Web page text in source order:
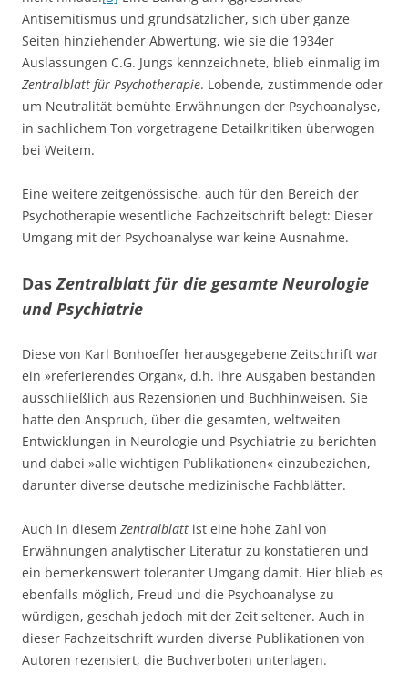
Antisemitismus und grundsätzlicher, sich über ganze
Seiten hinziehender Abwertung, wie sie die 1934er
Auslassungen C.G. Jungs kennzeichnete, blieb einmalig im
Zentralblatt für Psychotherapie. Lobende, zustimmende oder
um Neutralität bemühte Erwähnungen der Psychoanalyse,
in sachlichem Ton vorgetragene Detailkritiken überwogen
bei Weitem.
Eine weitere zeitgenössische, auch für den Bereich der
Psychotherapie wesentliche Fachzeitschrift belegt: Dieser
Umgang mit der Psychoanalyse war keine Ausnahme.
DasZentralblatt für die gesamte Neurologie
und Psychiatrie
Diese von Karl Bonhoeffer herausgegebene Zeitschrift war
ein »referierendes Organ«, d.h. ihre Ausgaben bestanden
ausschließlich aus Rezensionen und Buchhinweisen. Sie
hatte den Anspruch, über die gesamten, weltweiten
Entwicklungen in Neurologie und Psychiatrie zu berichten
und dabei »alle wichtigen Publikationen« einzubeziehen,
darunter diverse deutsche medizinische Fachblätter.
Auch in diesem Zentralblatt ist eine hohe Zahl von
Erwähnungen analytischer Literatur zu konstatieren und
ein bemerkenswert toleranter Umgang damit. Hier blieb es
ebenfalls möglich, Freud und die Psychoanalyse zu
würdigen, geschah jedoch mit der Zeit seltener. Auch in
dieser Fachzeitschrift wurden diverse Publikationen von
Autoren rezensiert, die Buchverboten unterlagen.